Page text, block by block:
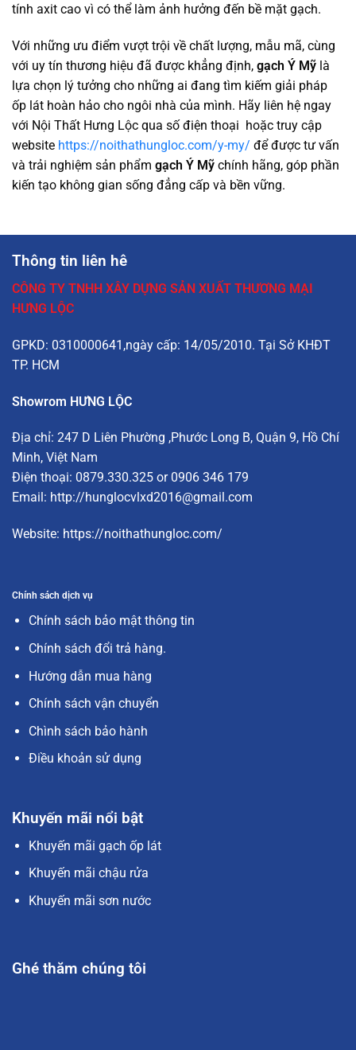
tính axit cao vì có thể làm ảnh hưởng đến bề mặt gạch.
Với những ưu điểm vượt trội về chất lượng, mẫu mã, cùng
với uy tín thương hiệu đã được khẳng định, gạch Ý Mỹ là
lựa chọn lý tưởng cho những ai đang tìm kiếm giải pháp
ốp lát hoàn hảo cho ngôi nhà của mình. Hãy liên hệ ngay
với Nội Thất Hưng Lộc qua số điện thoại hoặc truy cập
website https://noithathungloc.com/y-my/ để được tư vấn
và trải nghiệm sản phẩm gạch Ý Mỹ chính hãng, góp phần
kiến tạo không gian sống đẳng cấp và bền vững.
Thông tin liên hê
CÔNG TY TNHH XÂY DỰNG SẢN XUẤT THƯƠNG MẠI
HƯNG LỘC
GPKD: 0310000641,ngày cấp: 14/05/2010. Tại Sở KHĐT
TP. HCM
Showrom HƯNG LỘC
Địa chỉ: 247 D Liên Phường ,Phước Long B, Quận 9, Hồ Chí
Minh, Việt Nam
Điện thoại: 0879.330.325 or 0906 346 179
Email: http://hunglocvlxd2016@gmail.com
Website: https://noithathungloc.com/
Chính sách dịch vụ
Chính sách bảo mật thông tin
Chính sách đổi trả hàng.
Hướng dẫn mua hàng
Chính sách vận chuyển
Chình sách bảo hành
Điều khoản sử dụng
Khuyến mãi nổi bật
Khuyến mãi gạch ốp lát
Khuyến mãi chậu rửa
Khuyến mãi sơn nước
Ghé thăm chúng tôi